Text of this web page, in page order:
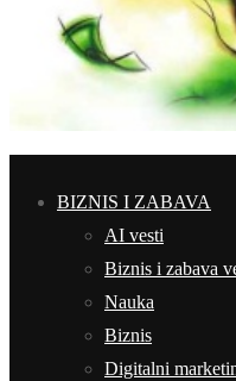
BIZNIS I ZABAVA
AI vesti
Biznis i zabava
Nauka
Biznis
Digitalni